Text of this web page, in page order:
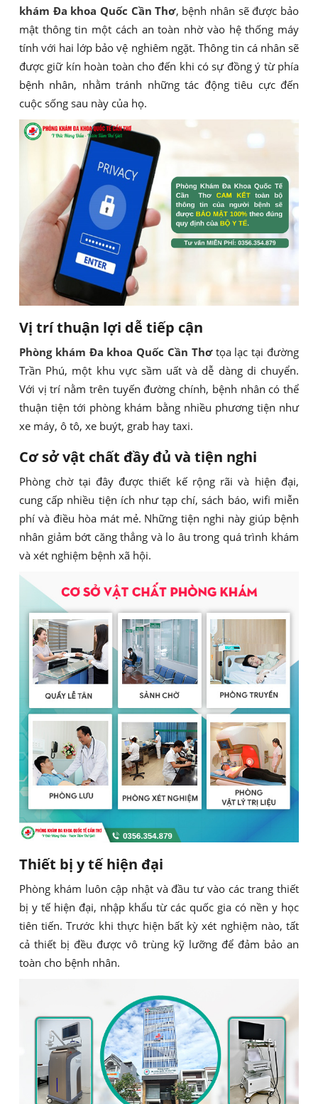
khám Đa khoa Quốc Cần Thơ, bệnh nhân sẽ được bảo
mật thông tin một cách an toàn nhờ vào hệ thống máy
tính với hai lớp bảo vệ nghiêm ngặt. Thông tin cá nhân sẽ
được giữ kín hoàn toàn cho đến khi có sự đồng ý từ phía
bệnh nhân, nhằm tránh những tác động tiêu cực đến
cuộc sống sau này của họ.
Vị trí thuận lợi dễ tiếp cận
Phòng khám Đa khoa Quốc Cần Thơtọa lạc tại đường
Trần Phú, một khu vực sầm uất và dễ dàng di chuyển.
Với vị trí nằm trên tuyến đường chính, bệnh nhân có thể
thuận tiện tới phòng khám bằng nhiều phương tiện như
xe máy, ô tô, xe buýt, grab hay taxi.
Cơ sở vật chất đầy đủ và tiện nghi
Phòng chờ tại đây được thiết kế rộng rãi và hiện đại,
cung cấp nhiều tiện ích như tạp chí, sách báo, wifi miễn
phí và điều hòa mát mẻ. Những tiện nghi này giúp bệnh
nhân giảm bớt căng thẳng và lo âu trong quá trình khám
và xét nghiệm bệnh xã hội.
Thiết bị y tế hiện đại
Phòng khám luôn cập nhật và đầu tư vào các trang thiết
bị y tế hiện đại, nhập khẩu từ các quốc gia có nền y học
tiên tiến. Trước khi thực hiện bất kỳ xét nghiệm nào, tất
cả thiết bị đều được vô trùng kỹ lưỡng để đảm bảo an
toàn cho bệnh nhân.